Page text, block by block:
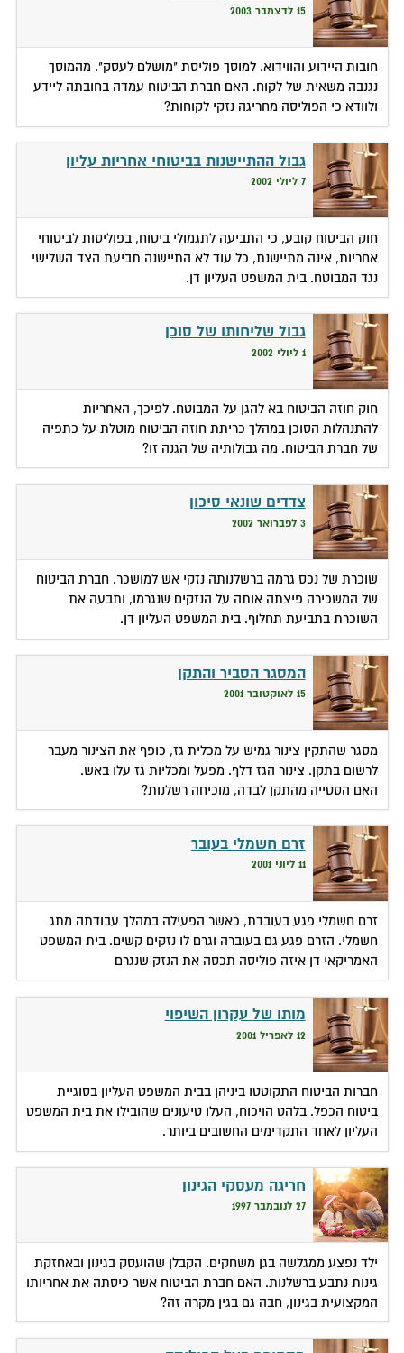
15 לדצמבר 2003
חובות היידוע והווידוא. למוסך פוליסת "מושלם לעסק". מהמוסך
נגנבה משאית של לקוח. האם חברת הביטוח עמדה בחובתה ליידע
ולוודא כי הפוליסה מחריגה נזקי לקוחות?
גבול ההתיישנות בביטוחי אחריות עליון
7 ליולי 2002
חוק הביטוח קובע, כי התביעה לתגמולי ביטוח, בפוליסות לביטוחי
אחריות, אינה מתיישנת, כל עוד לא התיישנה תביעת הצד השלישי
נגד המבוטח. בית המשפט העליון דן.
גבול שליחותו של סוכן
1 ליולי 2002
חוק חוזה הביטוח בא להגן על המבוטח. לפיכך, האחריות
להתנהלות הסוכן במהלך כריתת חוזה הביטוח מוטלת על כתפיה
של חברת הביטוח. מה גבולותיה של הגנה זו?
צדדים שונאי סיכון
3 לפברואר 2002
שוכרת של נכס גרמה ברשלנותה נזקי אש למושכר. חברת הביטוח
של המשכירה פיצתה אותה על הנזקים שנגרמו, ותבעה את
השוכרת בתביעת תחלוף. בית המשפט העליון דן.
המסגר הסביר והתקן
15 לאוקטובר 2001
מסגר שהתקין צינור גמיש על מכלית גז, כופף את הצינור מעבר
לרשום בתקן. צינור הגז דלף. מפעל ומכליות גז עלו באש.
האם הסטייה מהתקן לבדה, מוכיחה רשלנות?
זרם חשמלי בעובר
11 ליוני 2001
זרם חשמלי פגע בעובדת, כאשר הפעילה במהלך עבודתה מתג
חשמלי. הזרם פגע גם בעוברה וגרם לו נזקים קשים. בית המשפט
האמריקאי דן איזה פוליסה תכסה את הנזק שנגרם
מותו של עקרון השיפוי
12 לאפריל 2001
חברות הביטוח התקוטטו ביניהן בבית המשפט העליון בסוגיית
ביטוח הכפל. בלהט הויכוח, העלו טיעונים שהובילו את בית המשפט
העליון לאחד התקדימים החשובים ביותר.
חריגה מעסקי הגינון
27 לנובמבר 1997
ילד נפצע ממגלשה בגן משחקים. הקבלן שהועסק בגינון ובאחזקת
גינות נתבע ברשלנות. האם חברת הביטוח אשר כיסתה את אחריותו
המקצועית בגינון, חבה גם בגין מקרה זה?